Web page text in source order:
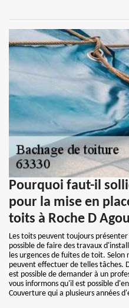
Pourquoi faut-il
pour la mise en
toits à Roche D
Les toits peuvent toujours
possible de faire des travaux
les urgences de fuites de toit. Selon
peuvent effectuer de telles tâches.
est possible de demander à un
vous informons qu'il est possible
Couverture qui a plusieurs années